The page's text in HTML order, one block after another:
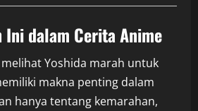
Ini dalam Cerita Anime
Yoshida marah untuk
makna penting dalam
hanya tentang kemarahan,